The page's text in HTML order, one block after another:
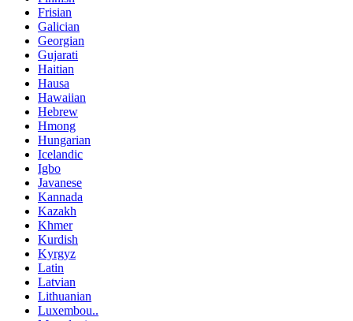
Frisian
Galician
Georgian
Gujarati
Haitian
Hausa
Hawaiian
Hebrew
Hmong
Hungarian
Icelandic
Igbo
Javanese
Kannada
Kazakh
Khmer
Kurdish
Kyrgyz
Latin
Latvian
Lithuanian
Luxembou..